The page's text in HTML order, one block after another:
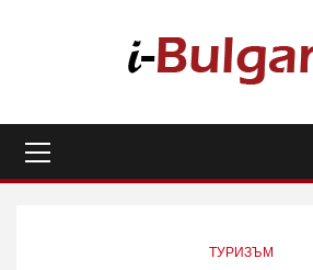
Menu
ТУРИЗЪМ